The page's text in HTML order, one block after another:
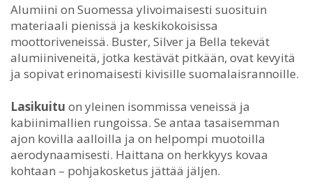
Alumiini on Suomessa ylivoimaisesti suosituin
materiaali pienissä ja keskikokoisissa
moottoriveneissä. Buster, Silver ja Bella tekevät
alumiiniveneitä, jotka kestävät pitkään, ovat kevyitä
ja sopivat erinomaisesti kivisille suomalaisrannoille.
Lasikuitu on yleinen isommissa veneissä ja
kabiinimallien rungoissa. Se antaa tasaisemman
ajon kovilla aalloilla ja on helpompi muotoilla
aerodynaamisesti. Haittana on herkkyys kovaa
kohtaan – pohjakosketus jättää jäljen.